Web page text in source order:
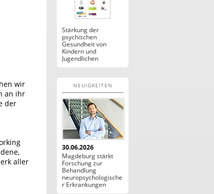
wir
an ihr
der
aller
Stärkung der
psychischen
Gesundheit von
Kindern und
Jugendlichen
NEUIGKEITEN
30.06.2026
Magdeburg stärkt
Forschung zur
Behandlung
neuropsychologische
r Erkrankungen